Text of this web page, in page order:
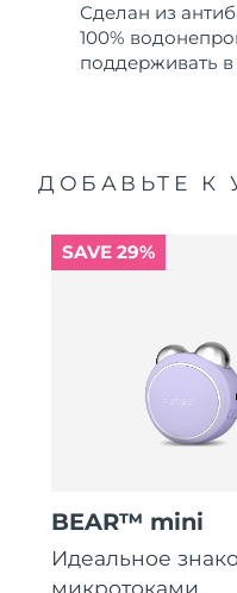
Сделан из
100%
поддерживать в
ДОБАВЬТЕ К
SAVE 29%
BEAR™ mini
Идеальное
микротоками